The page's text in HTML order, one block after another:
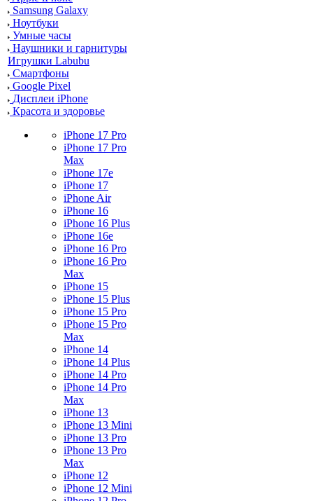
Samsung Galaxy
Ноутбуки
Умные часы
Наушники и гарнитуры
Игрушки Labubu
Смартфоны
Google Pixel
Дисплеи iPhone
Красота и здоровье
iPhone 17 Pro
iPhone 17 Pro
Max
iPhone 17e
iPhone 17
iPhone Air
iPhone 16
iPhone 16 Plus
iPhone 16e
iPhone 16 Pro
iPhone 16 Pro
Max
iPhone 15
iPhone 15 Plus
iPhone 15 Pro
iPhone 15 Pro
Max
iPhone 14
iPhone 14 Plus
iPhone 14 Pro
iPhone 14 Pro
Max
iPhone 13
iPhone 13 Mini
iPhone 13 Pro
iPhone 13 Pro
Max
iPhone 12
iPhone 12 Mini